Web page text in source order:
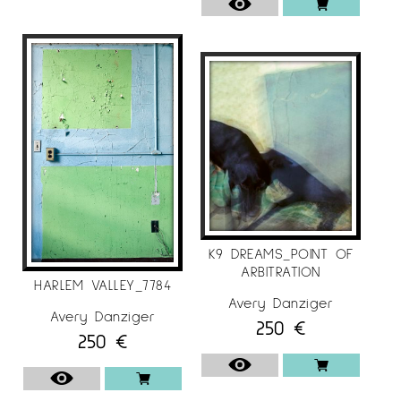
Correu electrònic: info@averydanziger.com. Lloc
web: www.averydanziger.com.
Museu d’Art de Carolina del Nord – 39a
Exposició Anual d’Artistes
Exposició col·lectiva amb jurat – Premi
d’adquisició; comissariada per:
John Bullard, director del Museu de Nova
Orleans;
Gudmond Vigtel, director del High Museum of
Art;
Tracy Atkinson, directora del Milwaukee Art
Center
Centre del Sud-est per a les Arts
Contemporànies (SECCA)
46è Concurs Anual d’Artistes del Sud-est
Exposició col·lectiva amb jurat – Premi
HARLEM VALLEY_7784
Avery Danziger
250 €
K9 DREAMS_POINT OF
ARBITRATION
Avery Danziger
250 €